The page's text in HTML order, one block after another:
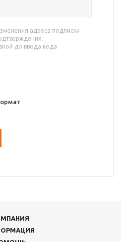
адреса подписки
до ввода кода